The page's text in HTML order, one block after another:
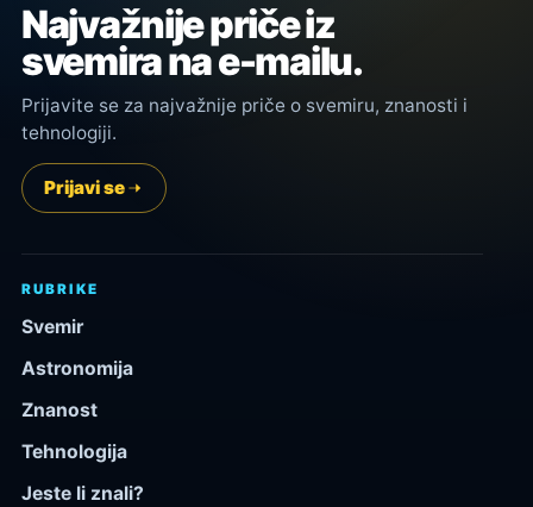
Najvažnije priče iz
svemira na e-mailu.
Prijavite se za najvažnije priče o svemiru, znanosti i
tehnologiji.
Prijavi se
RUBRIKE
Svemir
Astronomija
Znanost
Tehnologija
Jeste li znali?